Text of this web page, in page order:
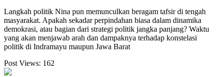
Langkah politik Nina pun memunculkan beragam tafsir di tengah
masyarakat. Apakah sekadar perpindahan biasa dalam dinamika
demokrasi, atau bagian dari strategi politik jangka panjang? Waktu
yang akan menjawab arah dan dampaknya terhadap konstelasi
politik di Indramayu maupun Jawa Barat
Post Views: 162